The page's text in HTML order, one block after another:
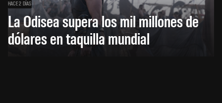
HACE 2 DÍAS
La Odisea supera los mil millones de
dólares en taquilla mundial